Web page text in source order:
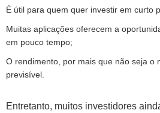
É útil para quem quer investir em curto
Muitas aplicações oferecem a
em pouco tempo;
O rendimento, por mais que não seja o
previsível.
Entretanto, muitos investidores